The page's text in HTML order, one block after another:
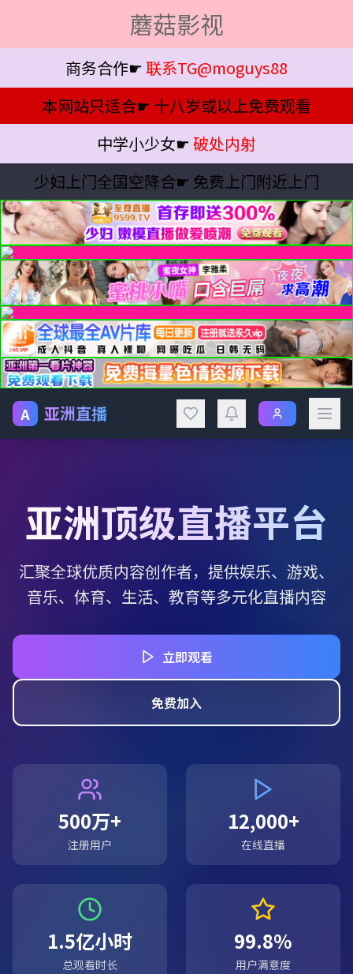
蘑菇影视
商务合作☛ 联系TG@moguys88
本网站只适合☛ 十八岁或以上免费观看
中学小少女☛破处内射
少妇上门全国空降合☛ 免费上门附近上门
A 亚洲直播
亚洲顶级直播平台
汇聚全球优质内容创作者，提供娱乐、游戏、
音乐、体育、生活、教育等多元化直播内容
立即观看
免费加入
500万+
注册用户
12,000+
在线直播
1.5亿小时
总观看时长
99.8%
用户满意度